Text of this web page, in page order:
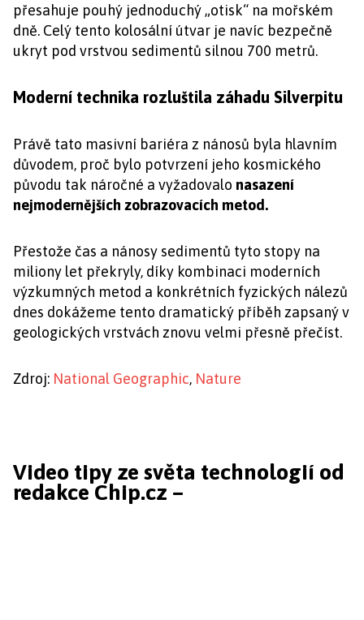
přesahuje pouhý jednoduchý „otisk“ na mořském
dně. Celý tento kolosální útvar je navíc bezpečně
ukryt pod vrstvou sedimentů silnou 700 metrů.
Moderní technika rozluštila záhadu Silverpitu
Právě tato masivní bariéra z nánosů byla hlavním
důvodem, proč bylo potvrzení jeho kosmického
původu tak náročné a vyžadovalo nasazení
nejmodernějších zobrazovacích metod.
Přestože čas a nánosy sedimentů tyto stopy na
miliony let překryly, díky kombinaci moderních
výzkumných metod a konkrétních fyzických nálezů
dnes dokážeme tento dramatický příběh zapsaný v
geologických vrstvách znovu velmi přesně přečíst.
Zdroj: National Geographic, Nature
Video tipy ze světa technologií od
redakce Chip.cz –